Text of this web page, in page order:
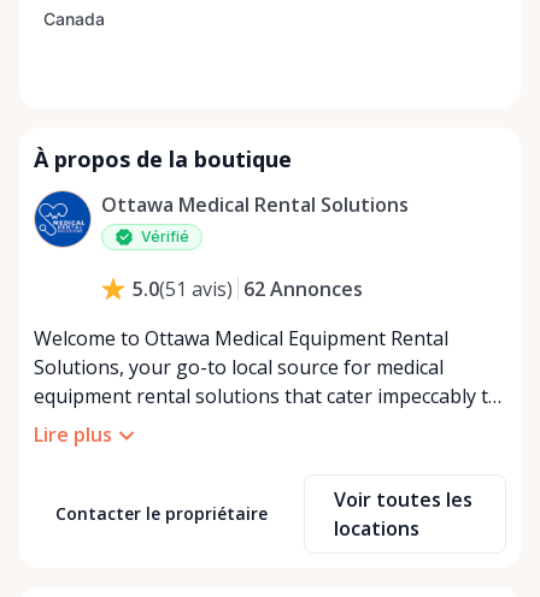
À propos de la boutique
Ottawa Medical Rental Solutions
Vérifié
5.0(51 avis) 62Annonces
Welcome to Ottawa Medical Equipment Rental
Solutions, your go-to local source for medical
equipment rental solutions that cater impeccably to
your health and mobility needs in Ottawa and its
surrounding areas. Committed to bringing comfort
providing a broad spectrum of top-grade medical
equipment for both short-term and long-term
Lire plus
Contacter le propriétaire
Voir toutes les
locations